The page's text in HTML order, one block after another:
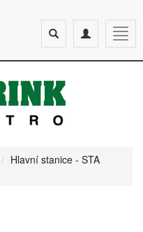
Toggle
navigation
Toggle
search
Hlavní stanice - STA